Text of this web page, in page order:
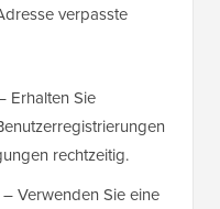
verpasste
Erhalten Sie
rechtzeitig.
– Verwenden Sie eine